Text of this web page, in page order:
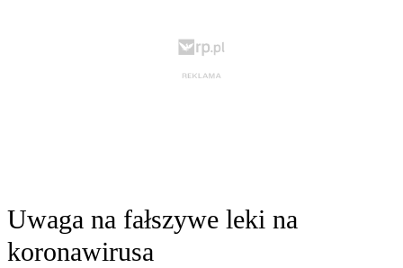
Uwaga na fałszywe leki na
koronawirusa